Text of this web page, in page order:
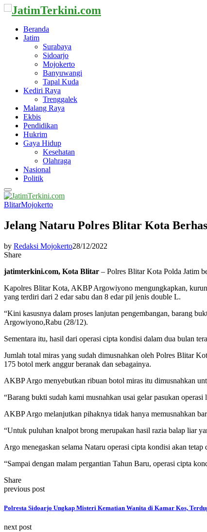
Beranda
Jatim
Surabaya
Sidoarjo
Mojokerto
Banyuwangi
Tapal Kuda
Kediri Raya
Trenggalek
Malang Raya
Ekbis
Pendidikan
Hukrim
Gaya Hidup
Kesehatan
Olahraga
Nasional
Politik
Primary
Menu
BlitarMojokerto
Jelang Nataru Polres Blitar Kota
by Redaksi Mojokerto28/12/2022
Share
jatimterkini.com, Kota Blitar – Polres Blitar Kota Polda Jatim
Kapolres Blitar Kota, AKBP Argowiyono mengungkapkan,
yang terdiri dari 2 edar sabu dan 8 edar pil jenis double L.
“Kini kasusnya dalam proses lanjutan pengembangan, barang
Argowiyono,Rabu (28/12).
Sementara itu, hasil dari operasi cipta kondisi dalam dua bulan
Jumlah total miras yang sudah dimusnahkan oleh Polres Blitar
175 botol merk anggur beranak dan sebagainya.
AKBP Argo menyebutkan ribuan botol miras itu dimusnahkan
“Barang bukti sudah kami musnahkan usai gelar pasukan
AKBP Argo melanjutkan pihaknya tidak hanya memusnahkan
“Untuk puluhan knalpot brong merupakan hasil razia balap liar
Argo menegaskan selama Nataru operasi cipta kondisi akan
“Sampai dengan malam pergantian Tahun Baru, operasi cipta
Share
previous post
Polresta Sidoarjo Ungkap Misteri Kematian Wanita di Kamar Kos,
next post